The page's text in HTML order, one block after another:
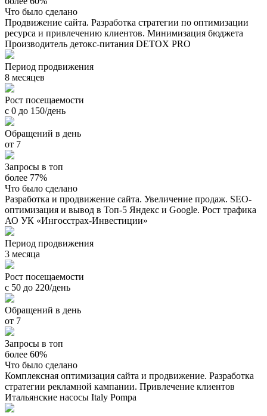
Что было сделано
Продвижение сайта. Разработка стратегии по оптимизации
ресурса и привлечению клиентов. Минимизация бюджета
Производитель детокс-питания DETOX PRO
Период продвижения
8 месяцев
Рост посещаемости
с 0 до 150/день
Обращений в день
от 7
Запросы в топ
более 77%
Что было сделано
Разработка и продвижение сайта. Увеличение продаж. SEO-
оптимизация и вывод в Топ-5 Яндекс и Google. Рост трафика
АО УК «Ингосстрах-Инвестиции»
Период продвижения
3 месяца
Рост посещаемости
с 50 до 220/день
Обращений в день
от 7
Запросы в топ
более 60%
Что было сделано
Комплексная оптимизация сайта и продвижение. Разработка
стратегии рекламной кампании. Привлечение клиентов
Итальянские насосы Italy Pompa